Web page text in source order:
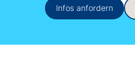
Infos anfordern